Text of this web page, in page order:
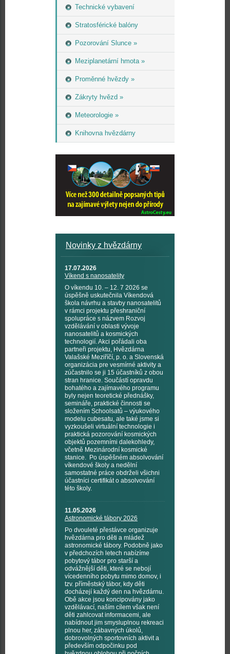
Technické vybavení
Stratosférické balóny
Pozorování Slunce »
Meziplanetární hmota »
Proměnné hvězdy »
Zákryty hvězd »
Meteorologie »
Knihovna hvězdárny
Novinky z hvězdárny
17.07.2026
Víkend s nanosatelity
O víkendu 10. – 12. 7 2026 se
úspěšně uskutečnila Víkendová
škola návrhu a stavby nanosatelitů
v rámci projektu přeshraniční
spolupráce s názvem Rozvoj
vzdělávání v oblasti vývoje
nanosatelitů a kosmických
technologií. Akci pořádali oba
partneři projektu, Hvězdárna
Valašské Meziříčí, p. o. a Slovenská
organizácia pre vesmírné aktivity a
zúčastnilo se ji 15 účastníků z obou
stran hranice. Součástí opravdu
bohatého a zajímavého programu
byly nejen teoretické přednášky,
semináře, praktické činnosti se
složením Schoolsatů – výukového
modelu cubesatu, ale také jsme si
vyzkoušeli virtuální technologie i
praktická pozorování kosmických
objektů pozemními dalekohledy,
včetně Mezinárodní kosmické
stanice. Po úspěšném absolvování
víkendové školy a nedělní
samostatné práce obdrželi všichni
účastníci certifikát o absolvování
této školy.
11.05.2026
Astronomické tábory 2026
Po dvouleté přestávce organizuje
hvězdárna pro děti a mládež
astronomické tábory. Podobně jako
v předchozích letech nabízíme
pobytový tábor pro starší a
odvážnější děti, které se nebojí
vícedenního pobytu mimo domov, i
tzv. příměstský tábor, kdy děti
docházejí každý den na hvězdárnu.
Obě akce jsou koncipovány jako
vzdělávací, naším cílem však není
děti zahlcovat informacemi, ale
nabídnout jim smysluplnou rekreaci
plnou her, zábavných úkolů,
dobrovolných sportovních aktivit a
především odpočinku pod